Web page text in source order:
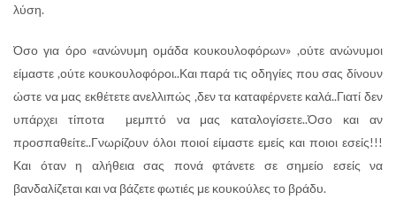
λύση.
Όσο για όρο «ανώνυμη ομάδα κουκουλοφόρων» ,ούτε ανώνυμοι
είμαστε ,ούτε κουκουλοφόροι..Και παρά τις οδηγίες που σας δίνουν
ώστε να μας εκθέτετε ανελλιπώς ,δεν τα καταφέρνετε καλά..Γιατί δεν
υπάρχει τίποτα μεμπτό να μας καταλογίσετε..Όσο και αν
προσπαθείτε..Γνωρίζουν όλοι ποιοί είμαστε εμείς και ποιοι εσείς!!!
Και όταν η αλήθεια σας πονά φτάνετε σε σημείο εσείς να
βανδαλίζεται και να βάζετε φωτιές με κουκούλες το βράδυ.